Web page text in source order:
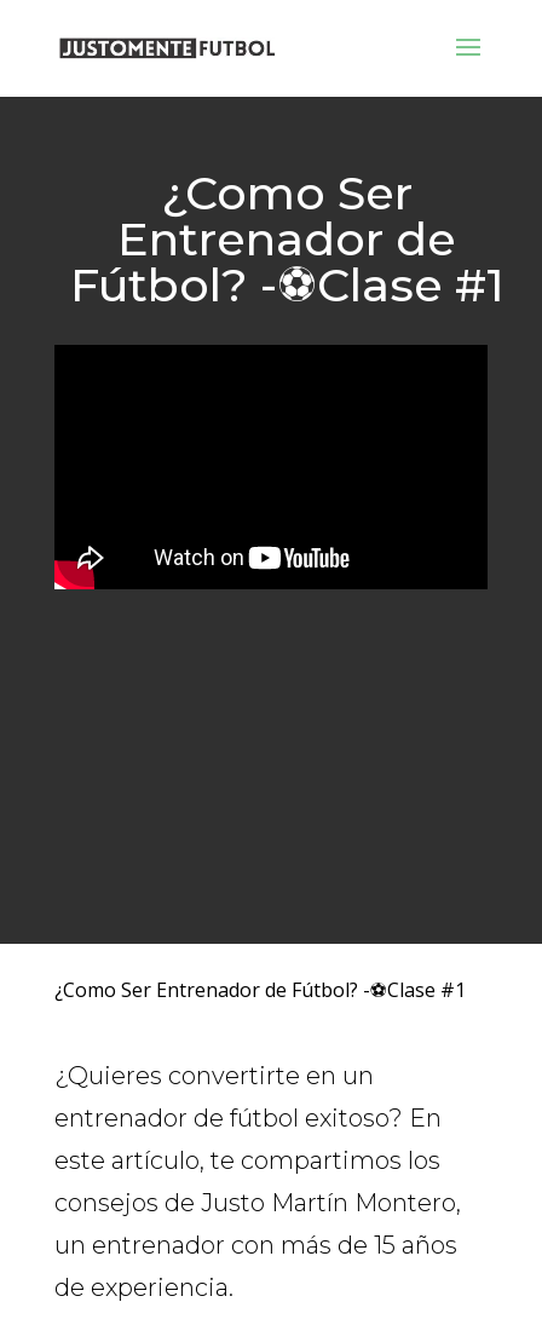
¿Como Ser
Entrenador de
Fútbol? -⚽Clase #1
¿Como Ser Entrenador de Fútbol? -⚽Clase #1
¿Quieres convertirte en un
entrenador de fútbol exitoso? En
este artículo, te compartimos los
consejos de Justo Martín Montero,
un entrenador con más de 15 años
de experiencia.